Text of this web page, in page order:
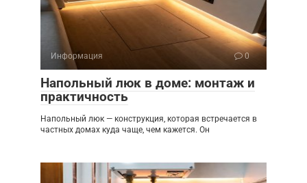
Информация 0
Напольный люк в доме: монтаж и
практичность
Напольный люк — конструкция, которая встречается в
частных домах куда чаще, чем кажется. Он